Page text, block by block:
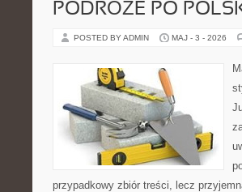
PODRÓŻE PO
POSTED BY ADMIN MAJ - 3 - 2026
przypadkowy zbiór treści, lecz